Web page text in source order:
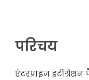
परिचय
एंटरप्राइज